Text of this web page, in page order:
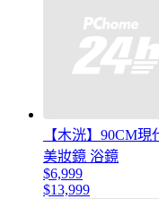
【木洸】90CM
美妝鏡 浴鏡
$6,999
$13,999